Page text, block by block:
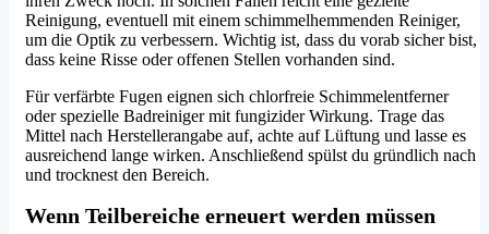
Reinigung, eventuell mit einem schimmelhemmenden Reiniger,
um die Optik zu verbessern. Wichtig ist, dass du vorab sicher bist,
dass keine Risse oder offenen Stellen vorhanden sind.
Für verfärbte Fugen eignen sich chlorfreie Schimmelentferner
oder spezielle Badreiniger mit fungizider Wirkung. Trage das
Mittel nach Herstellerangabe auf, achte auf Lüftung und lasse es
ausreichend lange wirken. Anschließend spülst du gründlich nach
und trocknest den Bereich.
Wenn Teilbereiche erneuert werden müssen